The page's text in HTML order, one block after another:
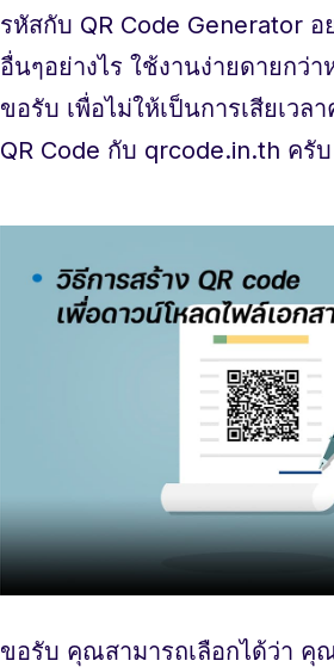
รหัสกับ QR Code Generator อ
อื่นๆอย่างไร ใช้งานง่ายดายกว่
ขอรับ เพื่อไม่ให้เป็นการเสียเวล
QR Code กับ qrcode.in.th ครับ
ขอรับ คุณสามารถเลือกได้ว่า คุ